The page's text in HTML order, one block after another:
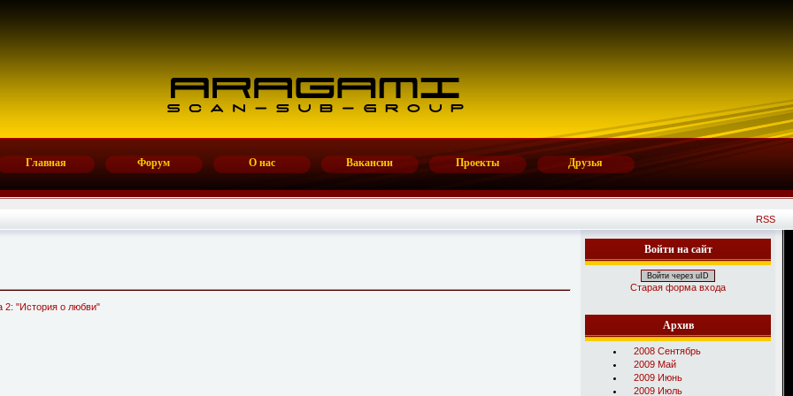
Главная Форум О нас Вакансии Проекты Друзья
RSS
2: "История о любви"
Войти на сайт
Войти через uID
Старая форма входа
Архив
2008 Сентябрь
2009 Май
2009 Июнь
2009 Июль